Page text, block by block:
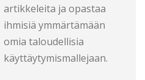
artikkeleita ja opastaa
ihmisiä ymmärtämään
omia taloudellisia
käyttäytymismallejaan.